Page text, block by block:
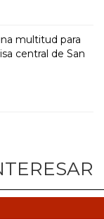
multitud para
central de San